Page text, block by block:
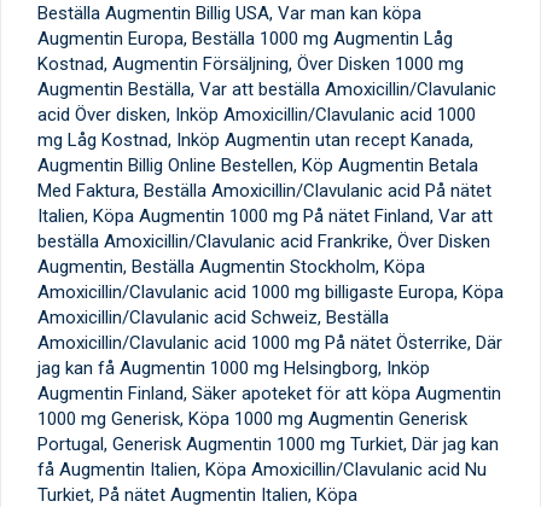
Beställa Augmentin Billig USA, Var man kan köpa
Augmentin Europa, Beställa 1000 mg Augmentin Låg
Kostnad, Augmentin Försäljning, Över Disken 1000 mg
Augmentin Beställa, Var att beställa Amoxicillin/Clavulanic
acid Över disken, Inköp Amoxicillin/Clavulanic acid 1000
mg Låg Kostnad, Inköp Augmentin utan recept Kanada,
Augmentin Billig Online Bestellen, Köp Augmentin Betala
Med Faktura, Beställa Amoxicillin/Clavulanic acid På nätet
Italien, Köpa Augmentin 1000 mg På nätet Finland, Var att
beställa Amoxicillin/Clavulanic acid Frankrike, Över Disken
Augmentin, Beställa Augmentin Stockholm, Köpa
Amoxicillin/Clavulanic acid 1000 mg billigaste Europa, Köpa
Amoxicillin/Clavulanic acid Schweiz, Beställa
Amoxicillin/Clavulanic acid 1000 mg På nätet Österrike, Där
jag kan få Augmentin 1000 mg Helsingborg, Inköp
Augmentin Finland, Säker apoteket för att köpa Augmentin
1000 mg Generisk, Köpa 1000 mg Augmentin Generisk
Portugal, Generisk Augmentin 1000 mg Turkiet, Där jag kan
få Augmentin Italien, Köpa Amoxicillin/Clavulanic acid Nu
Turkiet, På nätet Augmentin Italien, Köpa